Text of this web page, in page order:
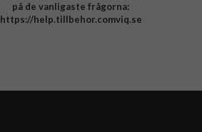
på de vanligaste frågorna:
https://help.tillbehor.comviq.se